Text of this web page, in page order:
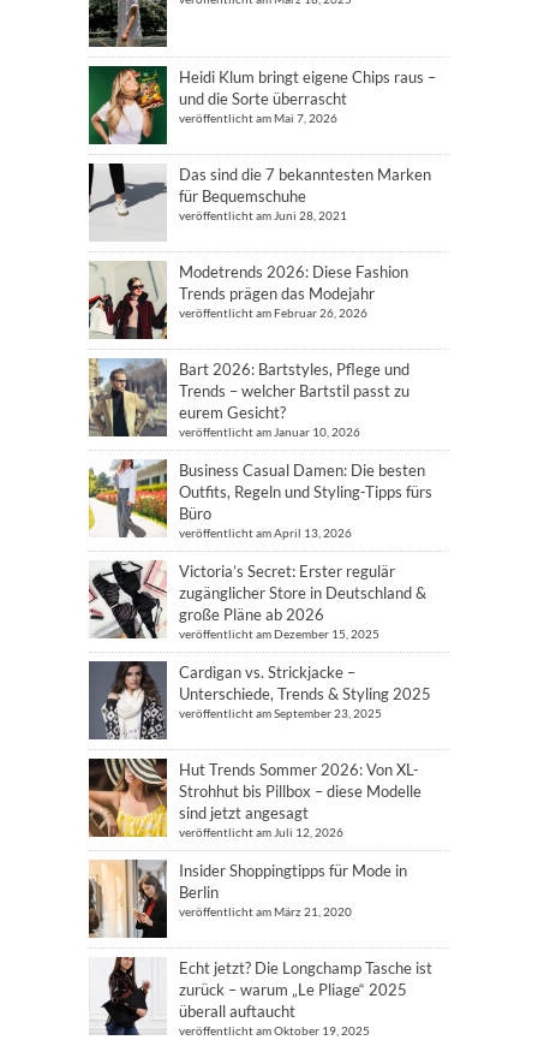
Heidi Klum bringt eigene Chips raus –
und die Sorte überrascht
veröffentlicht am Mai 7, 2026
Das sind die 7 bekanntesten Marken
für Bequemschuhe
veröffentlicht am Juni 28, 2021
Modetrends 2026: Diese Fashion
Trends prägen das Modejahr
veröffentlicht am Februar 26, 2026
Bart 2026: Bartstyles, Pflege und
Trends – welcher Bartstil passt zu
eurem Gesicht?
veröffentlicht am Januar 10, 2026
Business Casual Damen: Die besten
Outfits, Regeln und Styling-Tipps fürs
Büro
veröffentlicht am April 13, 2026
Victoria’s Secret: Erster regulär
zugänglicher Store in Deutschland &
große Pläne ab 2026
veröffentlicht am Dezember 15, 2025
Cardigan vs. Strickjacke –
Unterschiede, Trends & Styling 2025
veröffentlicht am September 23, 2025
Hut Trends Sommer 2026: Von XL-
Strohhut bis Pillbox – diese Modelle
sind jetzt angesagt
veröffentlicht am Juli 12, 2026
Insider Shoppingtipps für Mode in
Berlin
veröffentlicht am März 21, 2020
Echt jetzt? Die Longchamp Tasche ist
zurück – warum „Le Pliage“ 2025
überall auftaucht
veröffentlicht am Oktober 19, 2025